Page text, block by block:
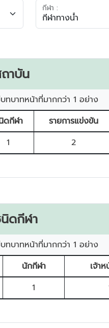
กีฬา :
าบัน
ทบาทหน้าที่มากกว่า 1 อย่าง
ดกีฬา รายการแข่งขัน
1 2
ดกีฬา
ทบาทหน้าที่มากกว่า 1 อย่าง
นักกีฬา เจ้า
1